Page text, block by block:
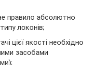
правило абсолютно
локонів;
цієї якості необхідно
засобами